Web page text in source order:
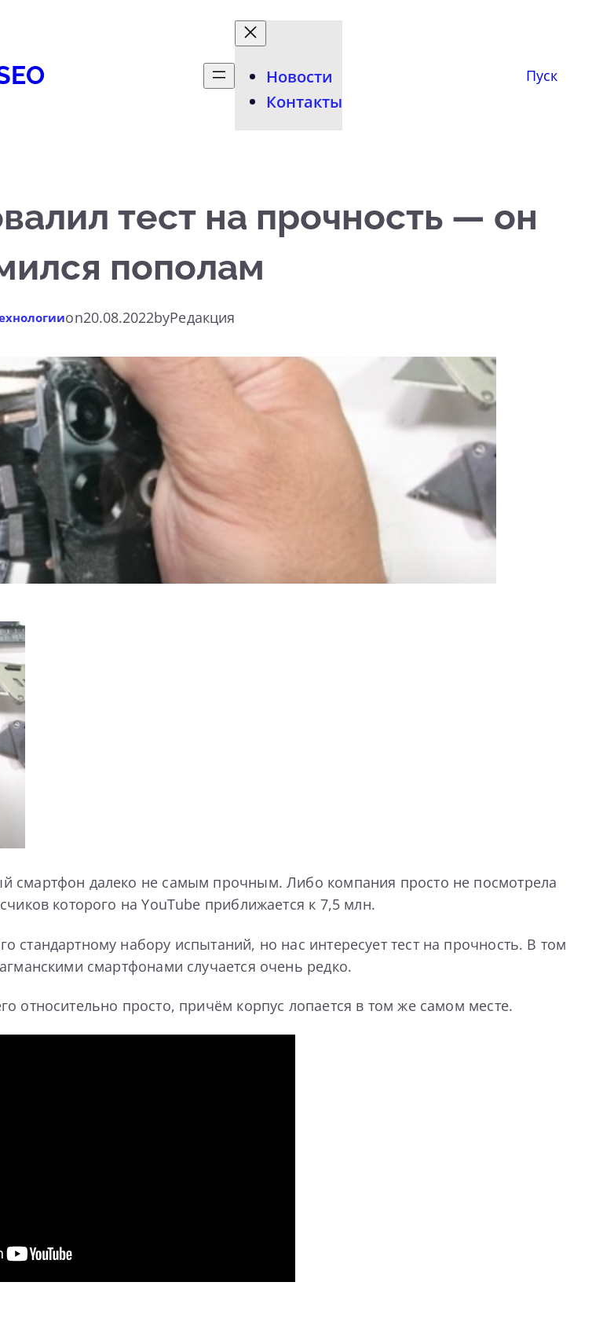
Новости
Контакты
Пуск
тест на прочность — он
пополам
on20.08.2022byРедакция
смартфон далеко не самым прочным. Либо компания просто не посмотрела
которого на YouTube приближается к 7,5 млн.
стандартному набору испытаний, но нас интересует тест на прочность. В том
смартфонами случается очень редко.
относительно просто, причём корпус лопается в том же самом месте.